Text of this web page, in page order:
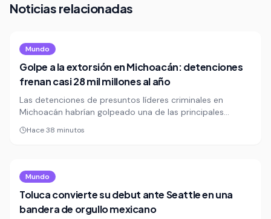
Noticias relacionadas
Mundo
Golpe a la extorsión en Michoacán: detenciones
frenan casi 28 mil millones al año
Las detenciones de presuntos líderes criminales en
Michoacán habrían golpeado una de las principales
fuentes de financiamiento del crimen: la extorsión. La FGE
reportó capturas que, según sus cálculos, frenaron casi
Hace 38 minutos
Mundo
Toluca convierte su debut ante Seattle en una
bandera de orgullo mexicano